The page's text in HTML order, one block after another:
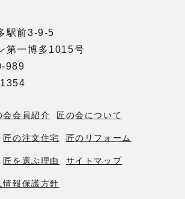
駅前3-9-5
第一博多1015号
989
会会員紹介 匠の会について
匠の注文住宅 匠のリフォーム
匠を選ぶ理由 サイトマップ
情報保護方針